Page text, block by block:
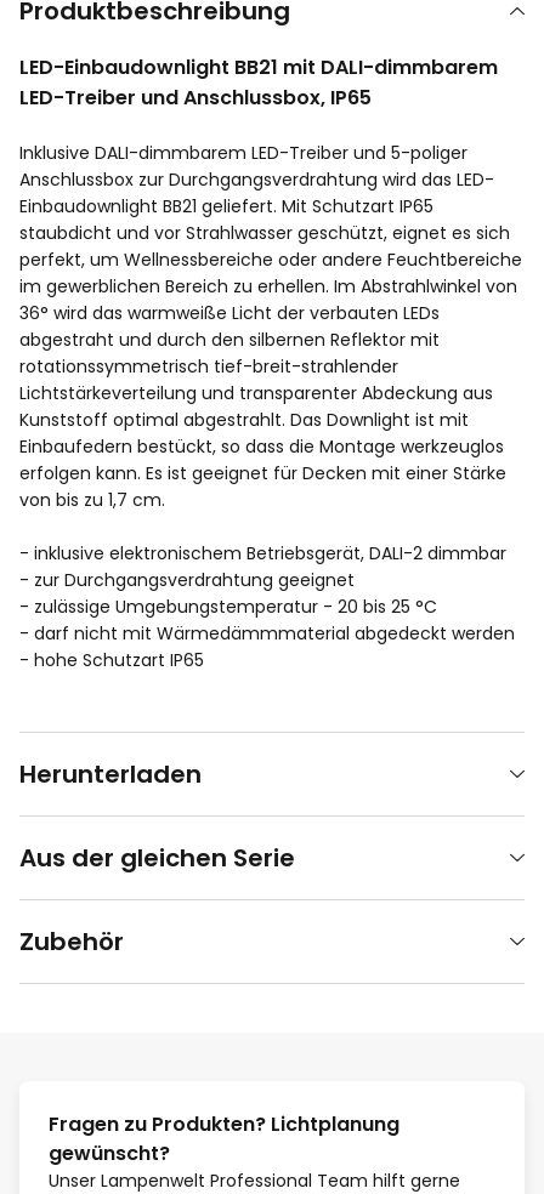
Produktbeschreibung
LED-Einbaudownlight BB21 mit DALI-dimmbarem
LED-Treiber und Anschlussbox, IP65
Inklusive DALI-dimmbarem LED-Treiber und 5-poliger
Anschlussbox zur Durchgangsverdrahtung wird das LED-
Einbaudownlight BB21 geliefert. Mit Schutzart IP65
staubdicht und vor Strahlwasser geschützt, eignet es sich
perfekt, um Wellnessbereiche oder andere Feuchtbereiche
im gewerblichen Bereich zu erhellen. Im Abstrahlwinkel von
36° wird das warmweiße Licht der verbauten LEDs
abgestraht und durch den silbernen Reflektor mit
rotationssymmetrisch tief-breit-strahlender
Lichtstärkeverteilung und transparenter Abdeckung aus
Kunststoff optimal abgestrahlt. Das Downlight ist mit
Einbaufedern bestückt, so dass die Montage werkzeuglos
erfolgen kann. Es ist geeignet für Decken mit einer Stärke
von bis zu 1,7 cm.
- inklusive elektronischem Betriebsgerät, DALI-2 dimmbar
- zur Durchgangsverdrahtung geeignet
- zulässige Umgebungstemperatur - 20 bis 25 °C
- darf nicht mit Wärmedämmmaterial abgedeckt werden
- hohe Schutzart IP65
Herunterladen
Aus der gleichen Serie
Zubehör
Fragen zu Produkten? Lichtplanung
gewünscht?
Unser Lampenwelt Professional Team hilft gerne